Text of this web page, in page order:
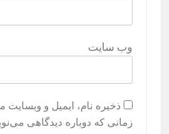
وب‌ سایت
ذخیره نام، ایمیل و وبسایت
زمانی که دوباره دیدگاهی